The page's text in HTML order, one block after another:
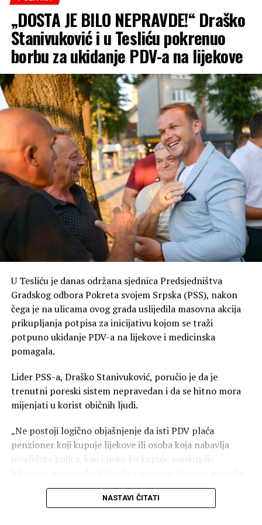
Reproduktor
videozapisa
00:00 00:40
Glavne poruke sa sastanka u Bijeljini:
Potpuna pokrivenost terena: Analiziran rad svih
„DOSTA JE BILO NEPRAVDE!“ Draško
Stanivuković i u Tesliću pokrenuo
borbu za ukidanje PDV-a na lijekove
U Tesliću je danas održana sjednica Predsjedništva
Gradskog odbora Pokreta svojem Srpska (PSS), nakon
čega je na ulicama ovog grada uslijedila masovna akcija
prikupljanja potpisa za inicijativu kojom se traži
potpuno ukidanje PDV-a na lijekove i medicinska
pomagala.
Lider PSS-a, Draško Stanivuković, poručio je da je
trenutni poreski sistem nepravedan i da se hitno mora
mijenjati u korist običnih ljudi.
„Ne postoji logično objašnjenje da isti PDV plaća
penzioner koji kupuje lijekove ili osoba koja nabavlja
invalidska kolica, kao i neko ko kupuje najskuplje
jednostavno ne smiju biti luksuz!“ — istakao je
NASTAVI ČITATI